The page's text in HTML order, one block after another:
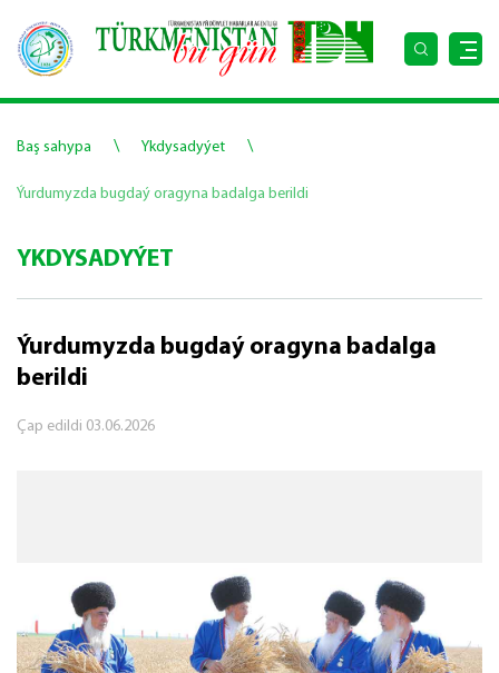
Baş sahypa \ Ykdysadyýet \
Ýurdumyzda bugdaý oragyna badalga berildi
YKDYSADYÝET
Ýurdumyzda bugdaý oragyna badalga
berildi
Çap edildi 03.06.2026